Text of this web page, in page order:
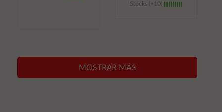
Stocks (+10)
MOSTRAR MÁS